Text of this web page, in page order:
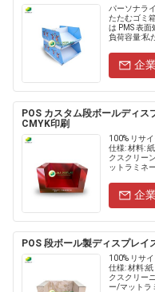
パーソナラ
たたむゴミ
は PMS 表
負荷容量:私
企
POS カスタム段ボールディ
CMYK印刷
100% リサ
仕様: 材料:
クスクリー
ットラミネ
企
POS 段ボール製ディスプレイ
100% リサ
仕様: 材料:
クスクリー
ー/マットラ